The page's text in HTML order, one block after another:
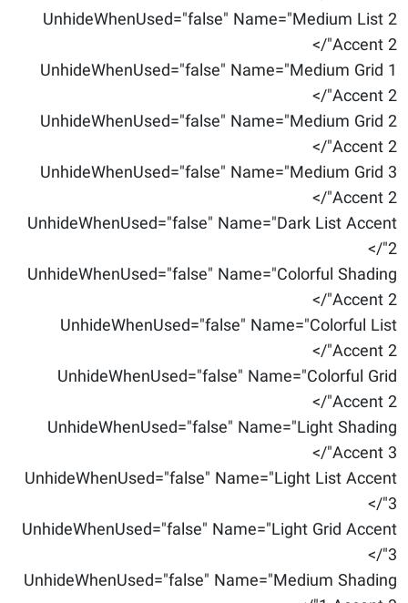
UnhideWhenUsed="false" Name="Medium List 2
Accent 2"/>
UnhideWhenUsed="false" Name="Medium Grid 1
Accent 2"/>
UnhideWhenUsed="false" Name="Medium Grid 2
Accent 2"/>
UnhideWhenUsed="false" Name="Medium Grid 3
Accent 2"/>
UnhideWhenUsed="false" Name="Dark List Accent
2"/>
UnhideWhenUsed="false" Name="Colorful Shading
Accent 2"/>
UnhideWhenUsed="false" Name="Colorful List
Accent 2"/>
UnhideWhenUsed="false" Name="Colorful Grid
Accent 2"/>
UnhideWhenUsed="false" Name="Light Shading
Accent 3"/>
UnhideWhenUsed="false" Name="Light List Accent
3"/>
UnhideWhenUsed="false" Name="Light Grid Accent
3"/>
UnhideWhenUsed="false" Name="Medium Shading